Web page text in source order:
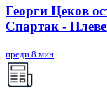
Георги Цеков
Спартак -
преди 8 мин